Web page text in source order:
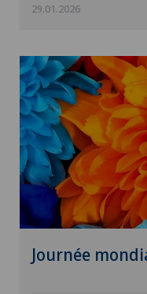
29.01.2026
Journée